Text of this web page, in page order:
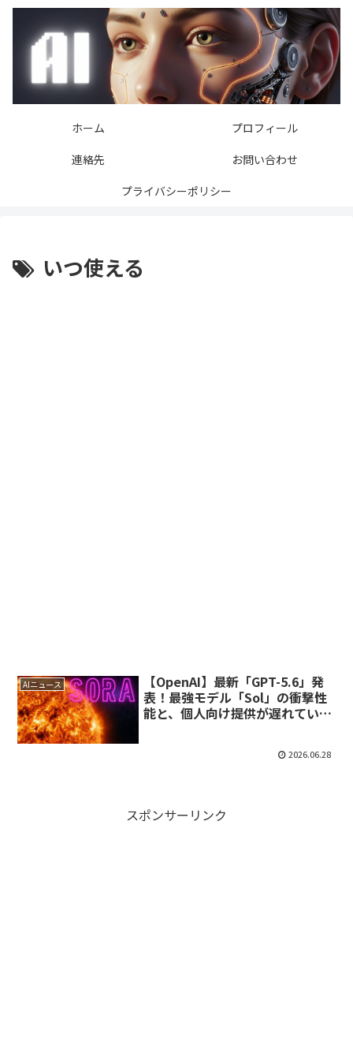
ホーム
プロフィール
連絡先
お問い合わせ
プライバシーポリシー
いつ使える
AIニュース
【OpenAI】最新「GPT-5.6」発
表！最強モデル「Sol」の衝撃性
能と、個人向け提供が遅れている
2026.06.28
スポンサーリンク